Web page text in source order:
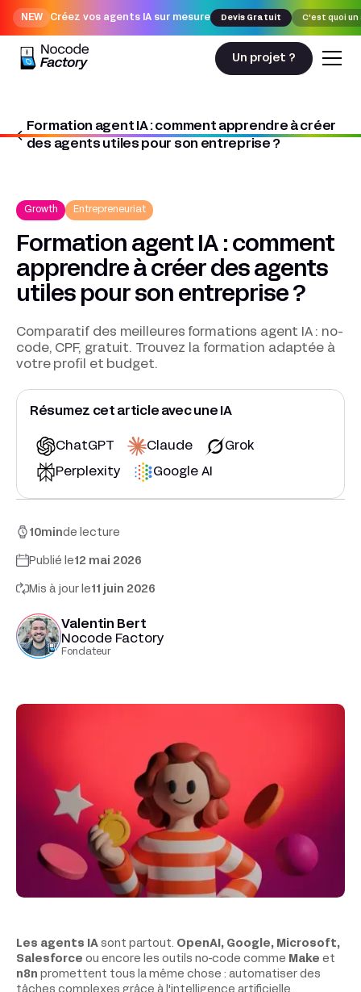
NEW Créez vos agents IA sur mesure Devis Gratuit C'est quoi un
Un projet ?
Formation agent IA : comment apprendre à créer
des agents utiles pour son entreprise ?
Nocodefactory
Growth
Growth Entrepreneuriat
Formation agent IA : comment
apprendre à créer des agents
utiles pour son entreprise ?
Comparatif des meilleures formations agent IA : no-
code, CPF, gratuit. Trouvez la formation adaptée à
votre profil et budget.
Résumez cet article avec une IA
ChatGPT Claude Grok
Perplexity Google AI
10minde lecture
Publié le12 mai 2026
Mis à jour le11 juin 2026
Valentin Bert
Nocode Factory
Fondateur
Les agents IA sont partout. OpenAI, Google, Microsoft,
Salesforce ou encore les outils no-code comme Make et
n8n promettent tous la même chose : automatiser des
tâches complexes grâce à l'intelligence artificielle.